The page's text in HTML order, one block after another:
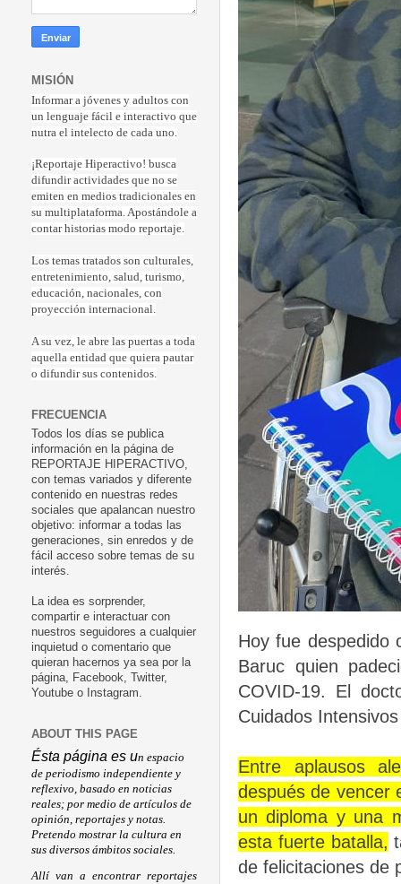
Hoy fue despedido
Baruc quien
COVID-19. El
Cuidados
Entre aplausos
después de vencer
un diploma y una
esta fuerte batalla,
de felicitaciones de
MISIÓN
Informar a jóvenes y adultos con
un lenguaje fácil e interactivo que
nutra el intelecto de cada uno.
¡Reportaje Hiperactivo! busca
difundir actividades que no se
emiten en medios tradicionales en
su multiplataforma. Apostándole a
contar historias modo reportaje.
Los temas tratados son culturales,
entretenimiento, salud, turismo,
educación, nacionales, con
proyección internacional.
A su vez, le abre las puertas a toda
aquella entidad que quiera pautar
o difundir sus contenidos.
FRECUENCIA
Todos los días se publica
información en la página de
REPORTAJE HIPERACTIVO,
con temas variados y diferente
contenido en nuestras redes
sociales que apalancan nuestro
objetivo: informar a todas las
generaciones, sin enredos y de
fácil acceso sobre temas de su
interés.
La idea es sorprender,
compartir e interactuar con
nuestros seguidores a cualquier
inquietud o comentario que
quieran hacernos ya sea por la
página, Facebook, Twitter,
Youtube o Instagram.
ABOUT THIS PAGE
Ésta página es un espacio
de periodismo independiente y
reflexivo, basado en noticias
reales; por medio de artículos de
opinión, reportajes y notas.
Pretendo mostrar la cultura en
sus diversos ámbitos sociales.
Allí van a encontrar reportajes